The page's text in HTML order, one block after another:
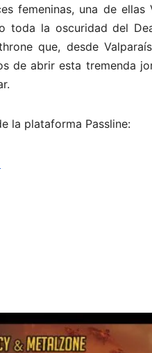
femeninas, una de ellas
toda la oscuridad del
que, desde
de abrir esta tremenda
la plataforma Passline: